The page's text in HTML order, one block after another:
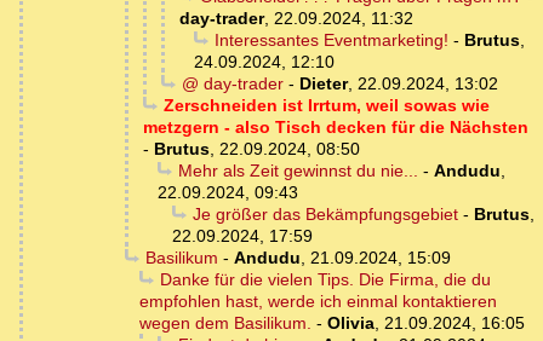
day-trader, 22.09.2024, 11:32
Interessantes Eventmarketing! - Brutus,
24.09.2024, 12:10
@ day-trader- Dieter, 22.09.2024, 13:02
Zerschneiden ist Irrtum, weil sowas wie
metzgern - also Tisch decken für die Nächsten
- Brutus, 22.09.2024, 08:50
Mehr als Zeit gewinnst du nie... - Andudu,
22.09.2024, 09:43
Je größer das Bekämpfungsgebiet- Brutus,
22.09.2024, 17:59
Basilikum - Andudu, 21.09.2024, 15:09
Danke für die vielen Tips. Die Firma, die du
empfohlen hast, werde ich einmal kontaktieren
wegen dem Basilikum. - Olivia, 21.09.2024, 16:05